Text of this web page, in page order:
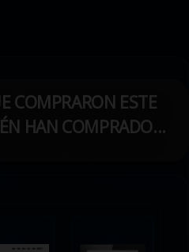
COMPRARON ESTE
HAN COMPRADO...